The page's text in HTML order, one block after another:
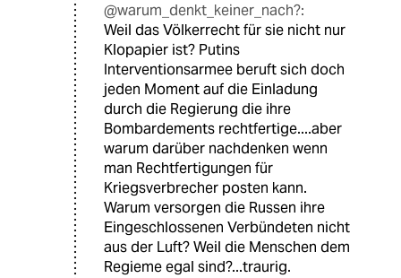
@warum_denkt_keiner_nach?:
Weil das Völkerrecht für sie nicht nur
Klopapier ist? Putins
Interventionsarmee beruft sich doch
jeden Moment auf die Einladung
durch die Regierung die ihre
Bombardements rechtfertige....aber
warum darüber nachdenken wenn
man Rechtfertigungen für
Kriegsverbrecher posten kann.
Warum versorgen die Russen ihre
Eingeschlossenen Verbündeten nicht
aus der Luft? Weil die Menschen dem
Regieme egal sind?...traurig.